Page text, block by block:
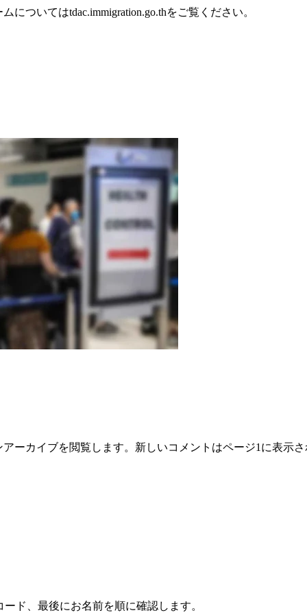
ついてはtdac.immigration.go.thをご覧ください。
ーカイブを閲覧します。新しいコメントはページ1に表示
ド、最後にお名前を順に確認します。